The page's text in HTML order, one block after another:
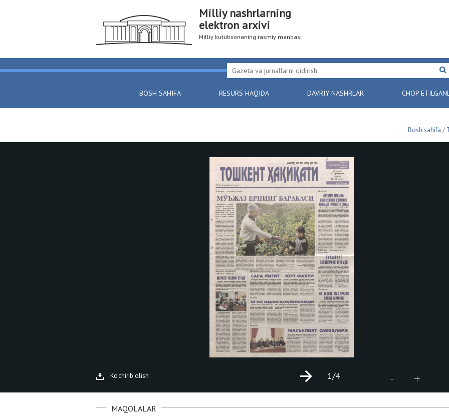
Milliy nashrlarning
elektron arxivi
Milliy kutubxonaning rasmiy manbasi
BOSH SAHIFA RESURS HAQIDA DAVRIY NASHRLAR CHOP
Bosh sahifa /
Ko'chirib olish - +
1/4
MAQOLALAR